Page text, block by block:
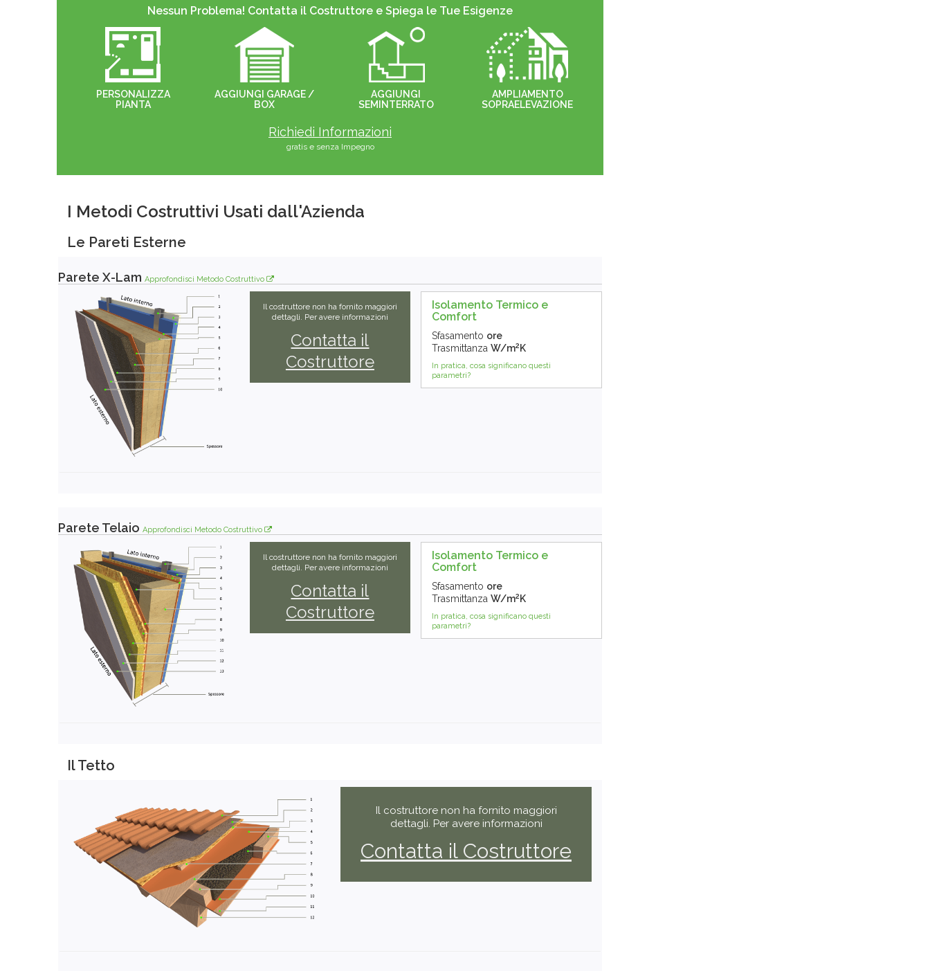
Nessun Problema! Contatta il Costruttore e Spiega le Tue Esigenze
PERSONALIZZA
PIANTA
AGGIUNGI GARAGE /
BOX
AGGIUNGI
SEMINTERRATO
AMPLIAMENTO
SOPRAELEVAZIONE
Richiedi Informazioni
gratis e senza Impegno
I Metodi Costruttivi Usati dall'Azienda
Le Pareti Esterne
Parete X-Lam Approfondisci Metodo Costruttivo
Il costruttore non ha fornito maggiori
dettagli. Per avere informazioni
Contatta il
Costruttore
Isolamento Termico e
Comfort
Sfasamento ore
Trasmittanza W/m2 K
In pratica, cosa significano questi
parametri?
Parete Telaio Approfondisci Metodo Costruttivo
Il costruttore non ha fornito maggiori
dettagli. Per avere informazioni
Contatta il
Costruttore
Isolamento Termico e
Comfort
Sfasamento ore
Trasmittanza W/m2 K
In pratica, cosa significano questi
parametri?
Il Tetto
Il costruttore non ha fornito maggiori
dettagli. Per avere informazioni
Contatta il Costruttore